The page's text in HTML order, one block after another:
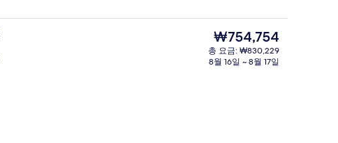
스위트, 발코니, 공원 전망 (PARK
현
재
가
₩754,754
총 요금: ₩830,229
8월 16일 ~ 8월 17일